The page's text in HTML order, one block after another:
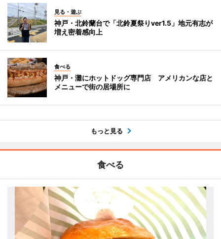
見る・遊ぶ
神戸・北鈴蘭台で「北鈴夏祭りver1.5」地元有志が
増え密着感向上
食べる
神戸・灘にホットドッグ専門店 アメリカンな店と
メニューで街の居場所に
もっと見る
食べる